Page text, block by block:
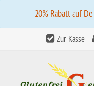
20% Rabatt auf
Zur Kasse